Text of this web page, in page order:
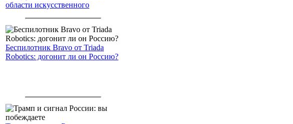
области искусственного
Беспилотник Bravo от Triada
Robotics: догонит ли он Россию?